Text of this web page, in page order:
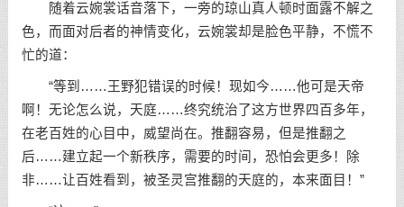
随着云婉裳话音落下，一旁的琼山真人顿时面露不解之
色，而面对后者的神情变化，云婉裳却是脸色平静，不慌不
忙的道：
“等到……王野犯错误的时候！现如今……他可是天帝
啊！无论怎么说，天庭……终究统治了这方世界四百多年，
在老百姓的心目中，威望尚在。推翻容易，但是推翻之
后……建立起一个新秩序，需要的时间，恐怕会更多！除
非……让百姓看到，被圣灵宫推翻的天庭的，本来面目！”